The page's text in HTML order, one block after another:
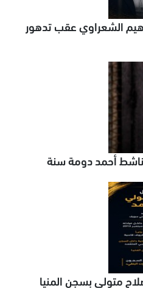
الشعراوي عقب تدهور
أحمد دومة سنة
متولي بسجن المنيا